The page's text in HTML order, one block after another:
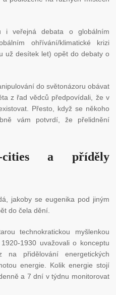
i veřejná debata o globálním
ohřívání/klimatické krizi
už desítek let) opět do debaty o
do světonázoru obávat
z řad vědců předpovídali, že v
Přesto, když se někoho
vám potvrdí, že přelidnění
cities a příděly
jakoby se eugenika pod jiným
do čela dění.
technokratickou myšlenkou
1930 uvažovali o konceptu
přidělování energetických
energie. Kolik energie stojí
a 7 dní v týdnu monitorovat